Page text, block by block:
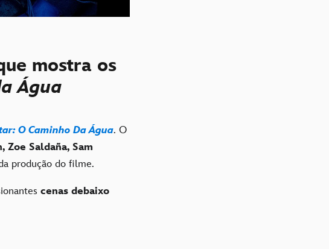
mostra os
Água
O Caminho Da Água. O
Zoe Saldaña, Sam
produção do filme.
cenas debaixo